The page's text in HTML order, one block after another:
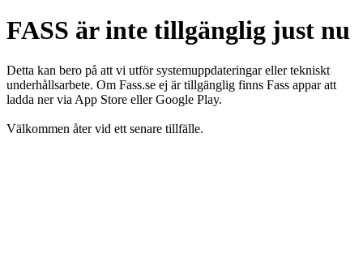
FASS är inte tillgänglig just nu
Detta kan bero på att vi utför systemuppdateringar eller tekniskt
underhållsarbete. Om Fass.se ej är tillgänglig finns Fass appar att
ladda ner via App Store eller Google Play.
Välkommen åter vid ett senare tillfälle.